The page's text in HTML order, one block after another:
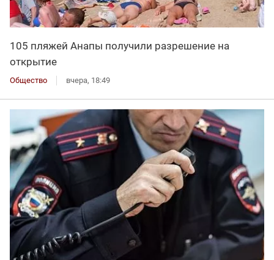
105 пляжей Анапы получили разрешение на
открытие
Общество вчера, 18:49